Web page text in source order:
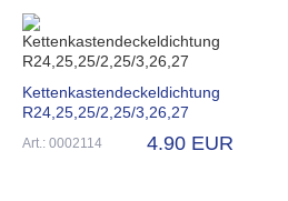
Kettenkastendeckeldichtung
R24,25,25/2,25/3,26,27
Art.: 0002114 4.90 EUR